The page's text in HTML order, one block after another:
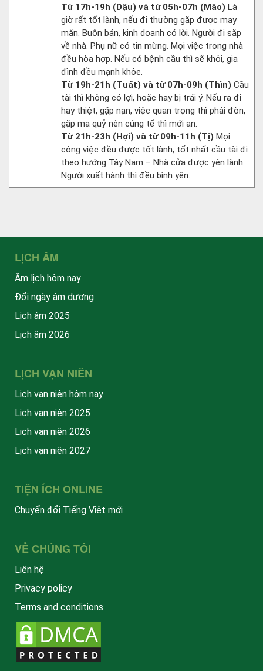
Từ 17h-19h (Dậu) và từ 05h-07h (Mão) Là
giờ rất tốt lành, nếu đi thường gặp được may
mắn. Buôn bán, kinh doanh có lời. Người đi sắp
về nhà. Phụ nữ có tin mừng. Mọi việc trong nhà
đều hòa hợp. Nếu có bệnh cầu thì sẽ khỏi, gia
đình đều mạnh khỏe.
Từ 19h-21h (Tuất) và từ 07h-09h (Thìn) Cầu
tài thì không có lợi, hoặc hay bị trái ý. Nếu ra đi
hay thiệt, gặp nạn, việc quan trọng thì phải đòn,
gặp ma quỷ nên cúng tế thì mới an.
Từ 21h-23h (Hợi) và từ 09h-11h (Tị) Mọi
công việc đều được tốt lành, tốt nhất cầu tài đi
theo hướng Tây Nam – Nhà cửa được yên lành.
Người xuất hành thì đều bình yên.
LỊCH ÂM
Âm lịch hôm nay
Đổi ngày âm dương
Lịch âm 2025
Lịch âm 2026
LỊCH VẠN NIÊN
Lịch vạn niên hôm nay
Lịch vạn niên 2025
Lịch vạn niên 2026
Lịch vạn niên 2027
TIỆN ÍCH ONLINE
Chuyển đổi Tiếng Việt mới
VỀ CHÚNG TÔI
Liên hệ
Privacy policy
Terms and conditions